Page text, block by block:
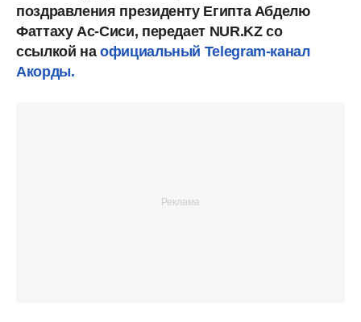
поздравления президенту Египта Абделю
Фаттаху Ас-Сиси, передает NUR.KZ со
ссылкой наофициальный Telegram-канал
Акорды.